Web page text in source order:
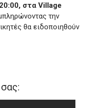
στα Village
την
θα ειδοποιηθούν